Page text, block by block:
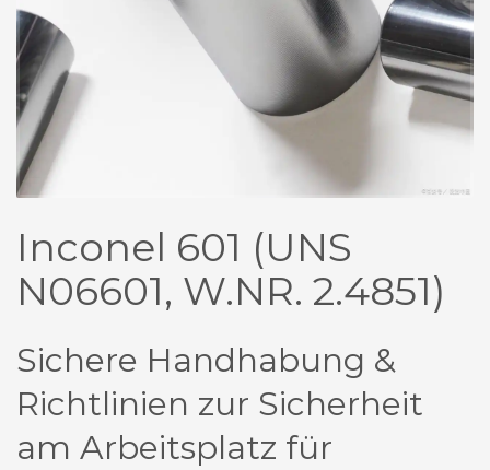
Inconel 601 (UNS
N06601, W.NR. 2.4851)
Sichere Handhabung &
Richtlinien zur Sicherheit
am Arbeitsplatz für